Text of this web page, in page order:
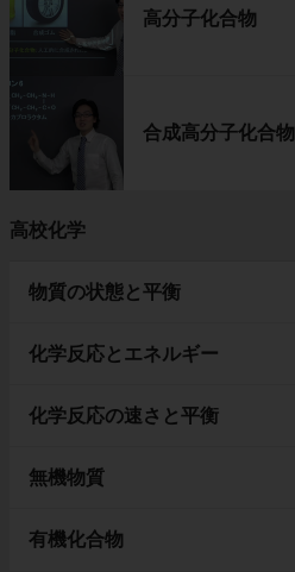
高分子化合物
合成高分子化合物
高校化学
物質の状態と平衡
化学反応とエネルギー
化学反応の速さと平衡
無機物質
有機化合物